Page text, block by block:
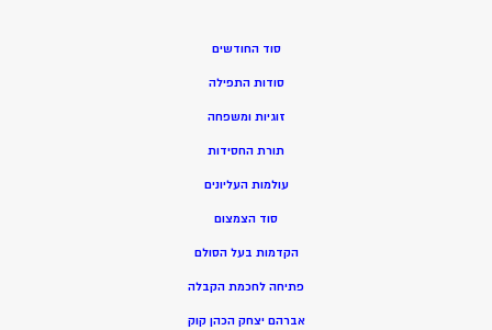
סוד החודשים
סודות התפילה
זוגיות ומשפחה
תורת החסידות
עולמות העליונים
סוד הצמצום
הקדמות בעל הסולם
פתיחה לחכמת הקבלה
אברהם יצחק הכהן קוק